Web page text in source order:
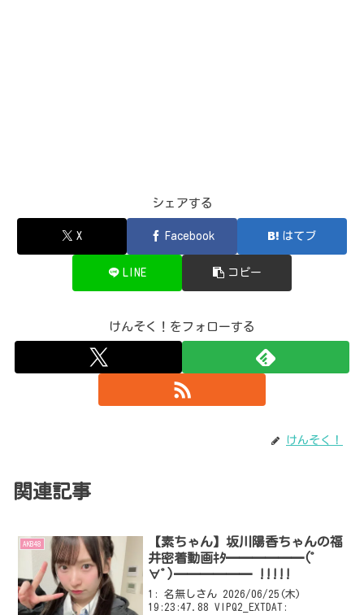
シェアする
X Facebook はてブ
LINE コピー
けんそく！をフォローする
けんそく！
関連記事
AKB48
【素ちゃん】坂川陽香ちゃんの福
井密着動画ｷﾀ━━━━━━(ﾟ
∀ﾟ)━━━━━━ !!!!!
1: 名無しさん 2026/06/25(木)
19:23:47.88 VIPQ2_EXTDAT: